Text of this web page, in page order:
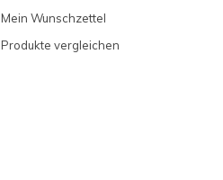
Mein Wunschzettel
Produkte vergleichen